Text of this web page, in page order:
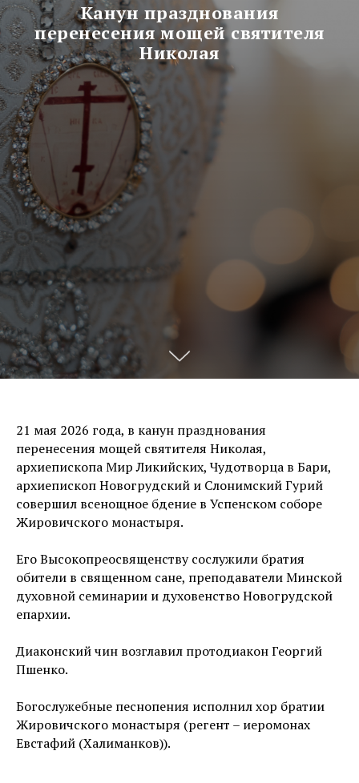
Канун празднования
перенесения мощей святителя
Николая
21 мая 2026 года, в канун празднования
перенесения мощей святителя Николая,
архиепископа Мир Ликийских, Чудотворца в Бари,
архиепископ Новогрудский и Слонимский Гурий
совершил всенощное бдение в Успенском соборе
Жировичского монастыря.
Его Высокопреосвященству сослужили братия
обители в священном сане, преподаватели Минской
духовной семинарии и духовенство Новогрудской
епархии.
Диаконский чин возглавил протодиакон Георгий
Пшенко.
Богослужебные песнопения исполнил хор братии
Жировичского монастыря (регент – иеромонах
Евстафий (Халиманков)).